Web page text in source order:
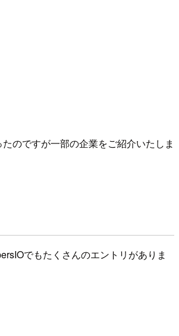
のですが一部の企業をご紹介いたしま
でもたくさんのエントリがありま